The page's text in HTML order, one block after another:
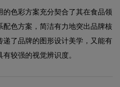
色彩方案充分契合了其在食品领
配色方案，简洁有力地突出品牌核
递了品牌的图形设计美学，又能有
较强的视觉辨识度。